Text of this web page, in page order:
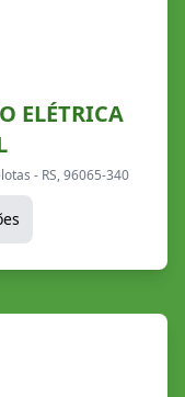
ELÉTRICA
- RS, 96065-340